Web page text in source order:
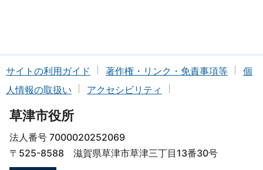
サイトの利用ガイド 著作権・リンク・免責事項等
個
人情報の取扱い
アクセシビリティ
草津市役所
法人番号 7000020252069
〒525-8588 滋賀県草津市草津三丁目13番30号